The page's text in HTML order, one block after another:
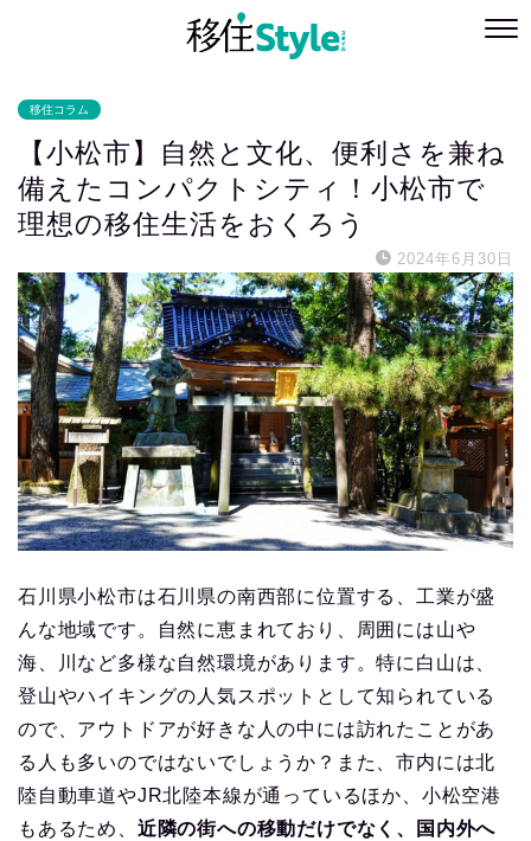
移住コラム
【小松市】自然と文化、便利さを兼ね
備えたコンパクトシティ！小松市で
理想の移住生活をおくろう
2024年6月30日
石川県小松市は石川県の南西部に位置する、工業が盛
んな地域です。自然に恵まれており、周囲には山や
海、川など多様な自然環境があります。特に白山は、
登山やハイキングの人気スポットとして知られている
ので、アウトドアが好きな人の中には訪れたことがあ
る人も多いのではないでしょうか？また、市内には北
陸自動車道やJR北陸本線が通っているほか、小松空港
もあるため、 近隣の街への移動だけでなく、国内外へ